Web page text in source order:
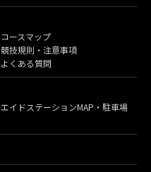
コースマップ
競技規則・注意事項
よくある質問
エイドステーションMAP・駐車場